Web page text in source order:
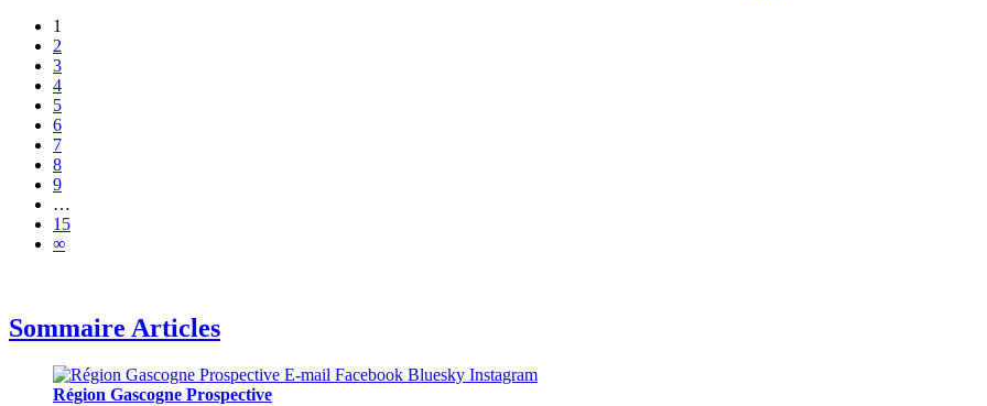
1
2
3
4
5
6
7
8
9
…
15
∞
Sommaire Articles
Région Gascogne Prospective